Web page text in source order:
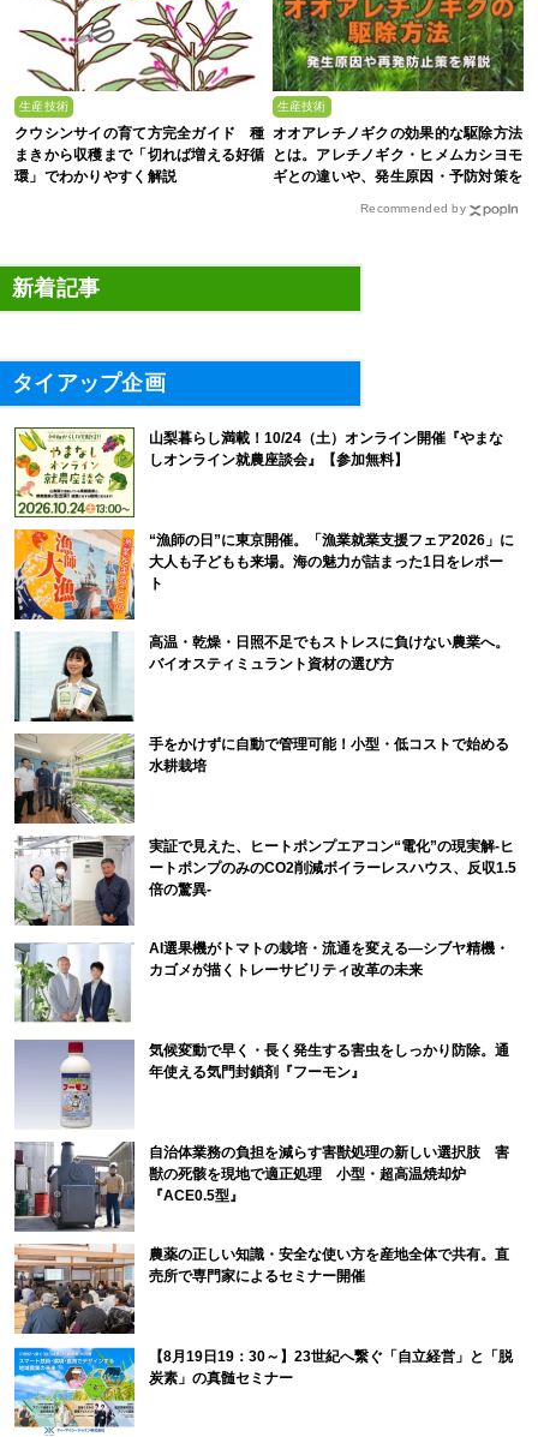
生産技術
クウシンサイの育て方完全ガイド 種
まきから収穫まで「切れば増える好循
環」でわかりやすく解説
生産技術
オオアレチノギクの効果的な駆除方法
とは。アレチノギク・ヒメムカシヨモ
ギとの違いや、発生原因・予防対策を
Recommended by
新着記事
タイアップ企画
山梨暮らし満載！10/24（土）オンライン開催『やまな
しオンライン就農座談会』【参加無料】
“漁師の日”に東京開催。「漁業就業支援フェア2026」に
大人も子どもも来場。海の魅力が詰まった1日をレポー
ト
高温・乾燥・日照不足でもストレスに負けない農業へ。
バイオスティミュラント資材の選び方
手をかけずに自動で管理可能！小型・低コストで始める
水耕栽培
実証で見えた、ヒートポンプエアコン“電化”の現実解-ヒ
ートポンプのみのCO2削減ボイラーレスハウス、反収1.5
倍の驚異-
AI選果機がトマトの栽培・流通を変える―シブヤ精機・
カゴメが描くトレーサビリティ改革の未来
気候変動で早く・長く発生する害虫をしっかり防除。通
年使える気門封鎖剤『フーモン』
自治体業務の負担を減らす害獣処理の新しい選択肢 害
獣の死骸を現地で適正処理 小型・超高温焼却炉
『ACE0.5型』
農薬の正しい知識・安全な使い方を産地全体で共有。直
売所で専門家によるセミナー開催
【8月19日19：30～】23世紀へ繋ぐ「自立経営」と「脱
炭素」の真髄セミナー